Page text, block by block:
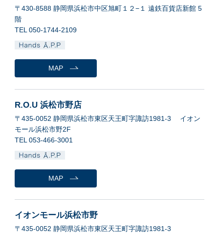
〒430-8588 静岡県浜松市中区旭町１２−１ 遠鉄百貨店新館 5
階
TEL 050-1744-2109
MAP
R.O.U 浜松市野店
〒435-0052 静岡県浜松市東区天王町字諏訪1981-3 イオン
モール浜松市野2F
TEL 053-466-3001
MAP
イオンモール浜松市野
〒435-0052 静岡県浜松市東区天王町字諏訪1981-3